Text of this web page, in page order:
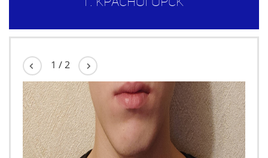
Распространители листовок в
1/2